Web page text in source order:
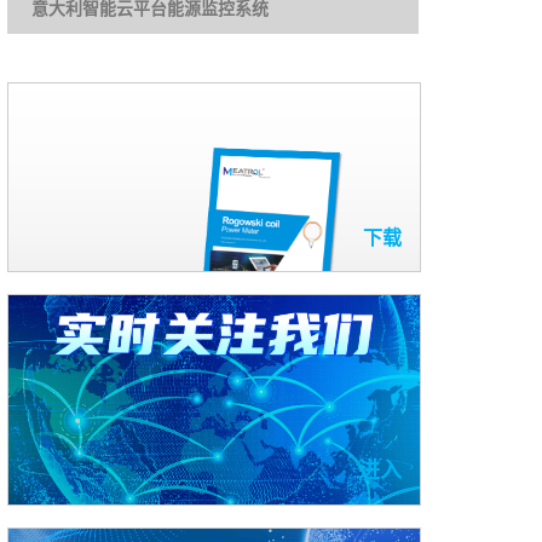
意大利智能云平台能源监控系统
下载
进入